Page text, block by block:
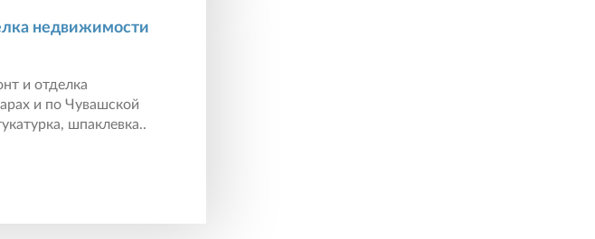
недвижимости
и отделка
и по Чувашской
шпаклевка..